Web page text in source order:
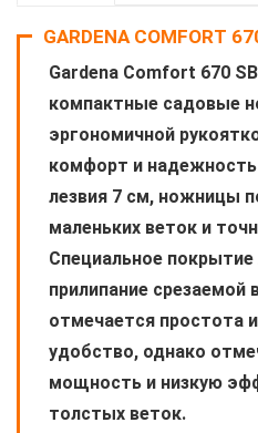
GARDENA COMFORT
Gardena Comfort 670
компактные садовые
эргономичной
комфорт и
лезвия 7 см, ножницы
маленьких веток и
Специальное покрытие
прилипание срезаемой
отмечается простота
удобство, однако
мощность и низкую
толстых веток.